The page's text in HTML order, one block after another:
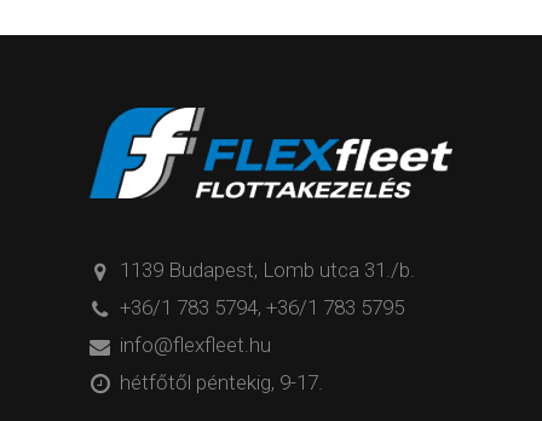
1139 Budapest, Lomb utca 31./b.
+36/1 783 5794, +36/1 783 5795
info@flexfleet.hu
hétfőtől péntekig, 9-17.